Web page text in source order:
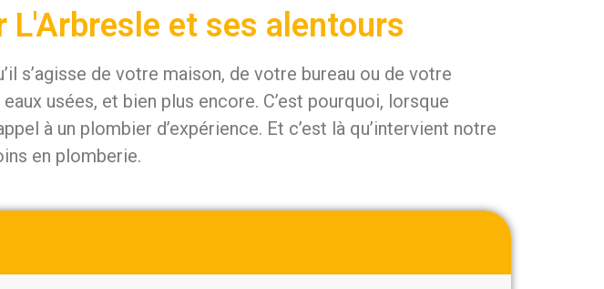
L'Arbresle et ses alentours
s’agisse de votre maison, de votre bureau ou de votre
usées, et bien plus encore. C’est pourquoi, lorsque
à un plombier d’expérience. Et c’est là qu’intervient notre
en plomberie.